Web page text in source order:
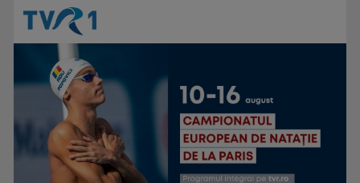
MEMORIA TIPARULUI
Zilnic, ora 21.50, TVR3